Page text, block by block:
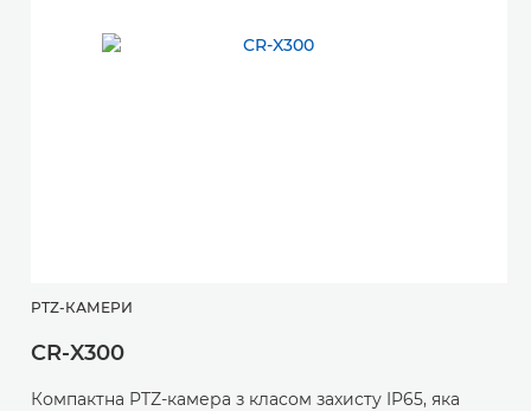
PTZ-КАМЕРИ
CR-X300
Компактна PTZ-камера з класом захисту IP65, яка